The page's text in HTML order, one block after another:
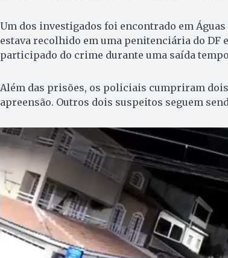
Um dos investigados foi encontrado em Águas
estava recolhido em uma penitenciária do DF
participado do crime durante uma saída
Além das prisões, os policiais cumpriram dois
apreensão. Outros dois suspeitos seguem